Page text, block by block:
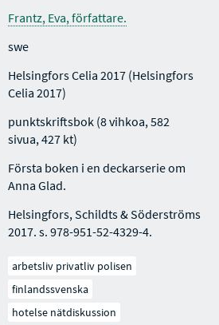
Frantz, Eva, författare.
swe
Helsingfors Celia 2017 (Helsingfors
Celia 2017)
punktskriftsbok (8 vihkoa, 582
sivua, 427 kt)
Första boken i en deckarserie om
Anna Glad.
Helsingfors, Schildts & Söderströms
2017. s. 978-951-52-4329-4.
arbetsliv privatliv polisen
finlandssvenska
hotelse nätdiskussion